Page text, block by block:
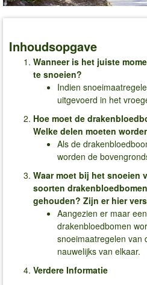
Inhoudsopgave
Wanneer is het juiste
te snoeien?
Indien
uitgevoerd in het
Hoe moet de
Welke delen moeten
Als de
worden de
Waar moet bij het snoeien
soorten
gehouden? Zijn er hier
Aangezien er maar
drakenbloedbomen
snoeimaatregelen van
nauwelijks van elkaar.
Verdere Informatie